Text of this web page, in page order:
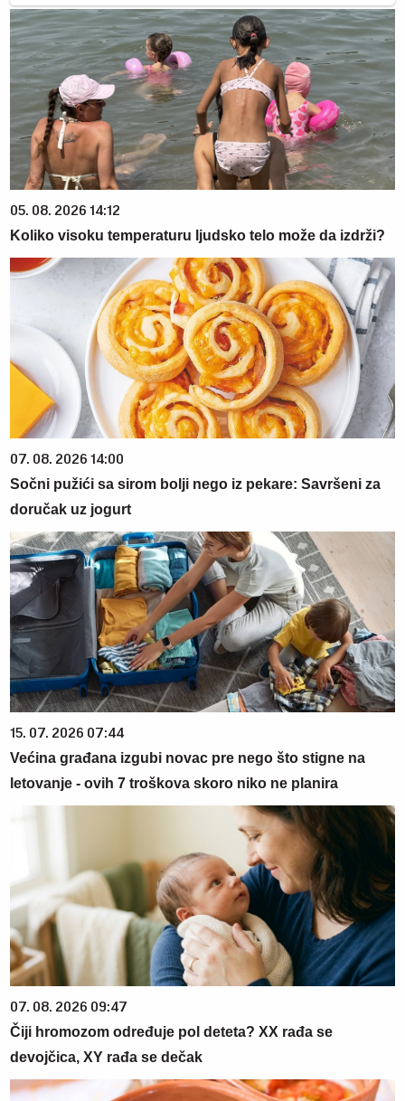
05. 08. 2026 14:12
Koliko visoku temperaturu ljudsko telo može da izdrži?
07. 08. 2026 14:00
Sočni pužići sa sirom bolji nego iz pekare: Savršeni za
doručak uz jogurt
15. 07. 2026 07:44
Većina građana izgubi novac pre nego što stigne na
letovanje - ovih 7 troškova skoro niko ne planira
07. 08. 2026 09:47
Čiji hromozom određuje pol deteta? XX rađa se
devojčica, XY rađa se dečak